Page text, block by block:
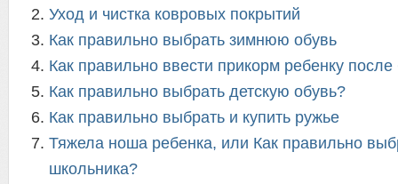
Уход и чистка ковровых покрытий
Как правильно выбрать зимнюю обувь
Как правильно ввести прикорм ребенку
Как правильно выбрать детскую обувь?
Как правильно выбрать и купить ружье
Тяжела ноша ребенка, или Как правильно
школьника?